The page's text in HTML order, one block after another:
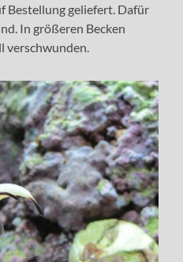
Bestellung geliefert. Dafür
In größeren Becken
verschwunden.